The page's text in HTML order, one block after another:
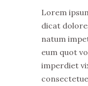
Lorem
dicat
natum
eum quot
imperdiet